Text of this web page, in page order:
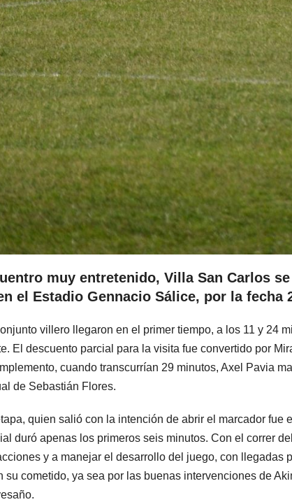
muy entretenido, Villa San Carlos
el Estadio Gennacio Sálice, por la fecha
villero llegaron en el primer tiempo, a los 11 y 24
El descuento parcial para la visita fue convertido por
cuando transcurrían 29 minutos, Axel Pavia
de Sebastián Flores.
quien salió con la intención de abrir el marcador
duró apenas los primeros seis minutos. Con el correr
y a manejar el desarrollo del juego, con llegadas
su cometido, ya sea por las buenas intervenciones de